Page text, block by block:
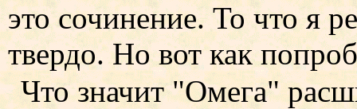
это сочинение. То что я
твердо. Но вот как
Что значит "Омега"